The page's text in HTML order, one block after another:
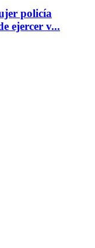
policía
ejercer v...